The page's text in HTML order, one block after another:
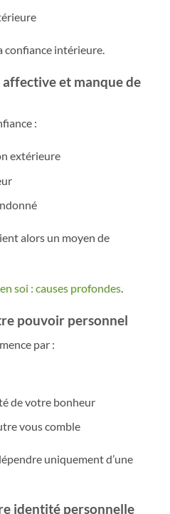
confiance intérieure.
et manque de
:
extérieure
alors un moyen de
soi : causes profondes.
pouvoir personnel
par :
de votre bonheur
vous comble
uniquement d’une
identité personnelle